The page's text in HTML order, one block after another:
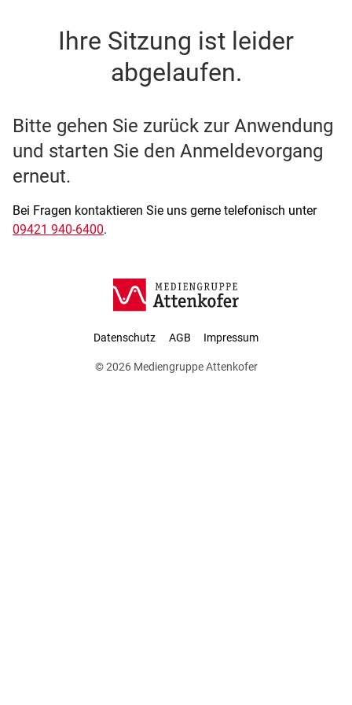
SSO Single-Sign-On der
Ihre Sitzung ist leider
abgelaufen.
Bitte gehen Sie zurück zur Anwendung
und starten Sie den Anmeldevorgang
erneut.
Bei Fragen kontaktieren Sie uns gerne telefonisch unter
09421 940-6400.
Datenschutz AGB Impressum
© 2026 Mediengruppe Attenkofer